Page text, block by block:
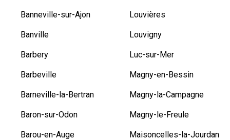
Banneville-sur-Ajon
Banville
Barbery
Barbeville
Barneville-la-Bertran
Baron-sur-Odon
Barou-en-Auge
Louvières
Louvigny
Luc-sur-Mer
Magny-en-Bessin
Magny-la-Campagne
Magny-le-Freule
Maisoncelles-la-Jourdan